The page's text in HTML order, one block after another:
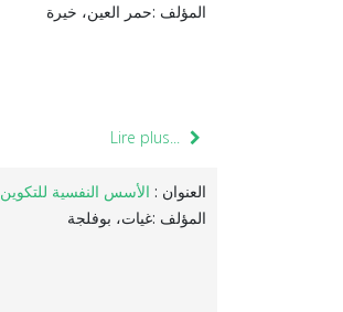
المؤلف :حمر العين، خيرة
Lire plus...
العنوان : الأسس النفسية للتكوين
المؤلف :غيات، بوفلجة